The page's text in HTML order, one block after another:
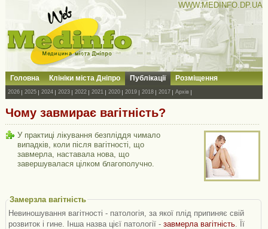
WWW.MEDINFO.DP.UA
Головна Клініки міста Дніпро Публікації Розміщення
2026 2025 2024 2023 2022 2021 2020 2019 2018 2017 Архів
Чому завмирає вагітність?
У практиці лікування безпліддя чимало
випадків, коли після вагітності, що
завмерла, наставала нова, що
завершувалася цілком благополучно.
Замерзла вагітність
Невиношування вагітності - патологія, за якої плід припиняє свій
розвиток і гине. Інша назва цієї патології -завмерла вагітність . Її